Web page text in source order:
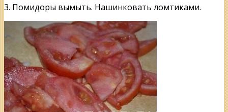
3. Помидоры вымыть. Нашинковать ломтиками.